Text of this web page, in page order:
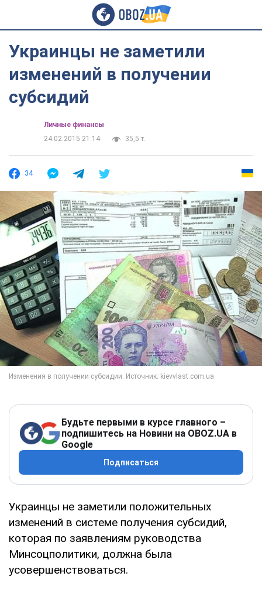
Украинцы не заметили
изменений в получении
субсидий
Личные финансы
24.02.2015 21:14
35,5 т.
34
Будьте первыми в курсе главного –
подпишитесь на Новини на OBOZ.UA в
Google
Подписаться
Украинцы не заметили положительных
изменений в системе получения субсидий,
которая по заявлениям руководства
Минсоцполитики, должна была
усовершенствоваться.